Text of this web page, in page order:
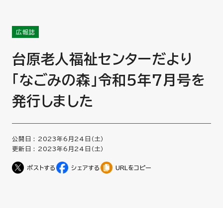
広報誌
台原老人福祉センターだより
「なごみの森」令和５年7月号を
発行しました
公開日 : 2023年6月24日（土）
更新日 : 2023年6月24日（土）
URLをコピー